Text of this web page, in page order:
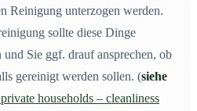
Reinigung unterzogen werden.
sollte diese Dinge
Sie ggf. drauf ansprechen, ob
gereinigt werden sollen. (siehe
households – cleanliness